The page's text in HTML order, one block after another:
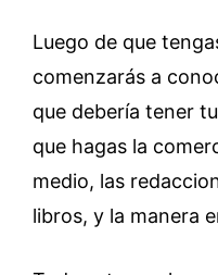
Luego de que
comenzarás a
que debería tener
que hagas la
medio, las
libros, y la manera